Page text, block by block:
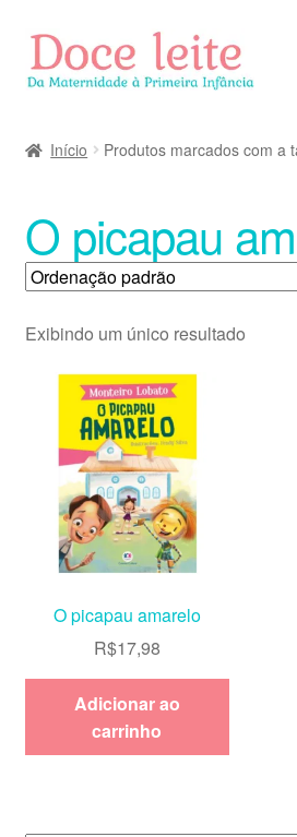
Pular
para
navegação
Pular
para
o
Início Produtos marcados com a
O picapau
Exibindo um único resultado
O picapau amarelo
R$17,98
Adicionar ao
carrinho